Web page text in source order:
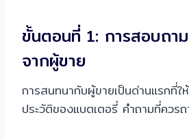
ขั้นตอนที่ 1: การสอบถา
จากผู้ขาย
การสนทนากับผู้ขายเป็นด่านแรกที่
ประวัติของแบตเตอรี่ คำถามที่ควร